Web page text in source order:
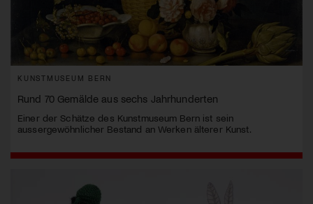
KUNSTMUSEUM BERN
Rund 70 Gemälde aus sechs Jahrhunderten
Einer der Schätze des Kunstmuseum Bern ist sein
aussergewöhnlicher Bestand an Werken älterer Kunst.